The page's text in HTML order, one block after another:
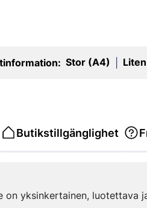
Stor (A4) Liten
Butikstillgänglighet
on yksinkertainen, luotettava